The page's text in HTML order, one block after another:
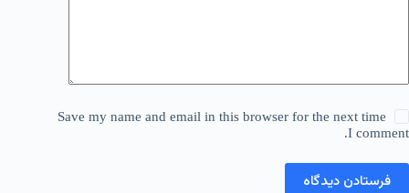
Save my name and email in this browser for the next time
I comment.
فرستادن دیدگاه